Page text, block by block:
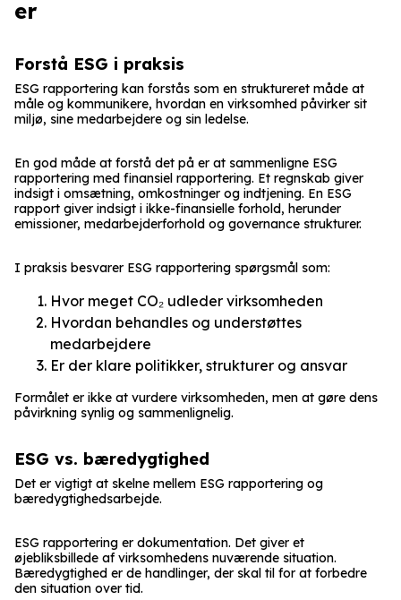
er
Forstå ESG i praksis
ESG rapportering kan forstås som en struktureret måde at
måle og kommunikere, hvordan en virksomhed påvirker sit
miljø, sine medarbejdere og sin ledelse.
En god måde at forstå det på er at sammenligne ESG
rapportering med finansiel rapportering. Et regnskab giver
indsigt i omsætning, omkostninger og indtjening. En ESG
rapport giver indsigt i ikke-finansielle forhold, herunder
emissioner, medarbejderforhold og governance strukturer.
I praksis besvarer ESG rapportering spørgsmål som:
Hvor meget CO₂ udleder virksomheden
Hvordan behandles og understøttes
medarbejdere
Er der klare politikker, strukturer og ansvar
Formålet er ikke at vurdere virksomheden, men at gøre dens
påvirkning synlig og sammenlignelig.
ESG vs. bæredygtighed
Det er vigtigt at skelne mellem ESG rapportering og
bæredygtighedsarbejde.
ESG rapportering er dokumentation. Det giver et
øjebliksbillede af virksomhedens nuværende situation.
Bæredygtighed er de handlinger, der skal til for at forbedre
den situation over tid.